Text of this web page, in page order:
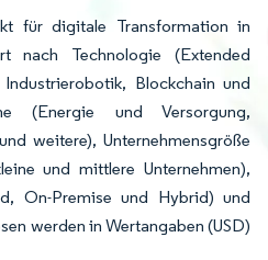
für digitale Transformation in
nach Technologie (Extended
Blockchain und
(Energie und Versorgung,
weitere), Unternehmensgröße
und mittlere Unternehmen),
On-Premise und Hybrid) und
werden in Wertangaben (USD)